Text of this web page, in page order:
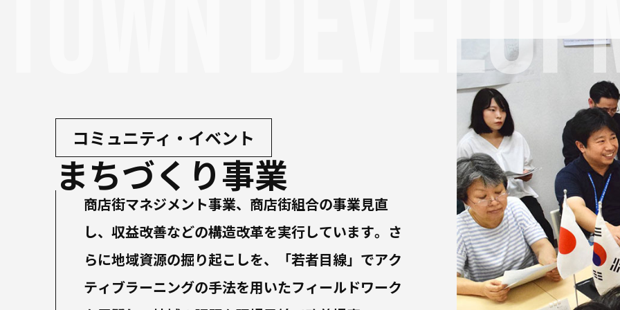
Town
コミュニティ・イベント
まちづくり事業
商店街マネジメント事業、商店街組合の事業見直
し、収益改善などの構造改革を実行しています。さ
らに地域資源の掘り起こしを、「若者目線」でアク
ティブラーニングの手法を用いたフィールドワーク